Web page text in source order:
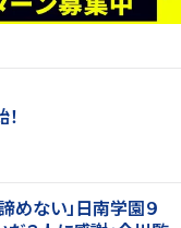
めない」日南学園９